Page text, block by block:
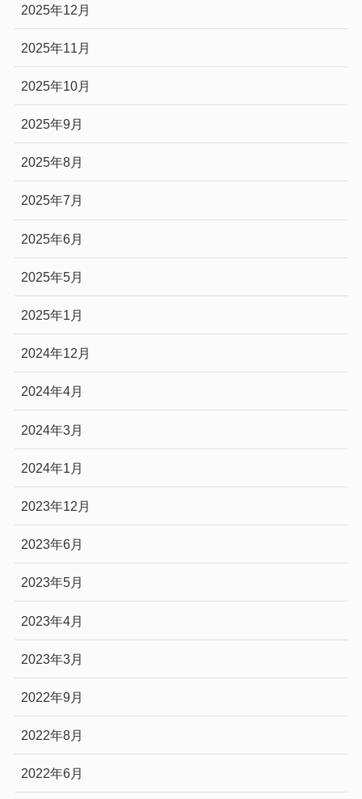
2025年12月
2025年11月
2025年10月
2025年9月
2025年8月
2025年7月
2025年6月
2025年5月
2025年1月
2024年12月
2024年4月
2024年3月
2024年1月
2023年12月
2023年6月
2023年5月
2023年4月
2023年3月
2022年9月
2022年8月
2022年6月